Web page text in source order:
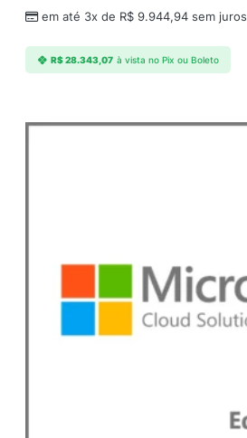
c
i
A
em até 3x de R$ 9.944,94 sem juros
R$28.343,07 à vista no Pix ou Boleto